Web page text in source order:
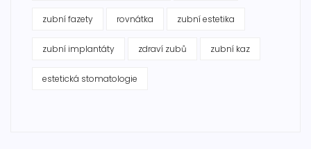
zubní fazety rovnátka zubní estetika
zubní implantáty zdraví zubů zubní kaz
estetická stomatologie